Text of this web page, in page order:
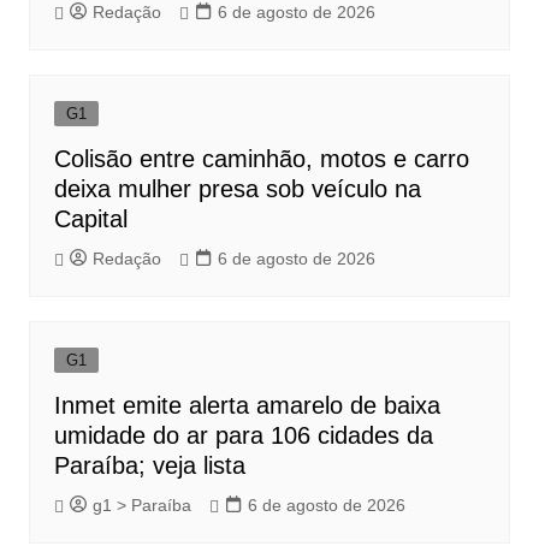
Redação 6 de agosto de 2026
G1
Colisão entre caminhão, motos e carro
deixa mulher presa sob veículo na
Capital
Redação 6 de agosto de 2026
G1
Inmet emite alerta amarelo de baixa
umidade do ar para 106 cidades da
Paraíba; veja lista
g1 > Paraíba 6 de agosto de 2026